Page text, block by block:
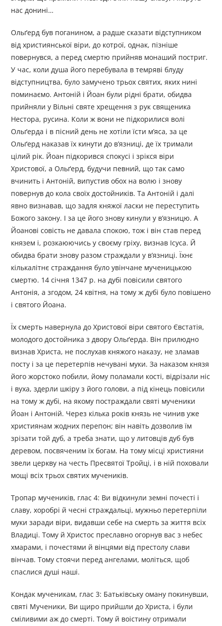
нас донині…
Ольґерд був поганином, а радше сказати відступником
від християнської віри, до котрої, однак, пізніше
повернувся, а перед смертю прийняв монаший постриг.
У час, коли душа його перебувала в темряві блуду
відступництва, було замучено трьох святих, яких нині
поминаємо. Антоній і Йоан були рідні брати, обидва
прийняли у Вільні святе хрещення з рук священика
Нестора, русина. Коли ж вони не підкорилися волі
Ольґерда і в пісний день не хотіли їсти м’яса, за це
Ольґерд наказав їх кинути до в’язниці, де їх тримали
цілий рік. Йоан підкорився спокусі і зрікся віри
Христової, а Ольґерд, будучи певний, що так само
вчинить і Антоній, випустив обох на волю і знову
повернув до кола своїх достойників. Та Антоній і далі
явно визнавав, що задля княжої ласки не переступить
Божого закону. І за це його знову кинули у в’язницю. А
Йоанові совість не давала спокою, тож і він став перед
князем і, розкаюючись у своєму гріху, визнав Ісуса. Й
обидва брати знову разом страждали у в’язниці. Їхнє
кількалітнє страждання було увінчане мученицькою
смертю. 14 січня 1347 р. на дубі повісили святого
Антонія, а згодом, 24 квітня, на тому ж дубі було повішено
і святого Йоана.
Їх смерть навернула до Христової віри святого Євстатія,
молодого достойника з двору Ольґерда. Він прилюдно
визнав Христа, не послухав княжого наказу, не зламав
посту і за це перетерпів нечувані муки. За наказом князя
його жорстоко побили, йому поламали кості, відрізали ніс
і вуха, здерли шкіру з його голови, а під кінець повісили
на тому ж дубі, на якому постраждали святі мученики
Йоан і Антоній. Через кілька років князь не чинив уже
християнам жодних перепон; він навіть дозволив їм
зрізати той дуб, а треба знати, що у литовців дуб був
деревом, посвяченим їх богам. На тому місці християни
звели церкву на честь Пресвятої Тройці, і в ній поховали
мощі всіх трьох святих мучеників.
Тропар мучеників, глас 4: Ви відкинули земні почесті і
славу, хоробрі й чесні страждальці, мужньо перетерпіли
муки заради віри, видавши себе на смерть за життя всіх
Владиці. Тому й Христос преславно огорнув вас з небес
хмарами, і почестями й вінцями від престолу слави
вінчав. Тому стоячи перед ангелами, моліться, щоб
спаслися душі наші.
Кондак мученикам, глас 3: Батьківську оману покинувши,
святі Мученики, Ви щиро прийшли до Христа, і були
сміливими аж до смерті. Тому й воістину отримали